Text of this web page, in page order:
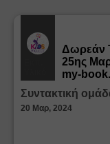
Δωρεάν
25ης
my-
Συντακτική
20 Μαρ, 2024